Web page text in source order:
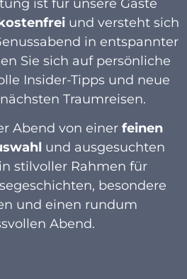
ist für unsere Gäste
und versteht sich
in entspannter
Sie sich auf persönliche
Insider-Tipps und neue
Traumreisen.
Abend von einer feinen
und ausgesuchten
stilvoller Rahmen für
besondere
und einen rundum
Abend.